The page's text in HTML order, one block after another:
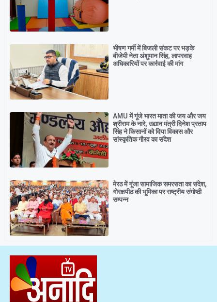
भीषण गर्मी में बिजली संकट पर भड़के
बीजेपी नेता अंशुमान सिंह, लापरवाह
अधिकारियों पर कार्रवाई की मांग
AMU में गूंजे भारत माता की जय और जय
श्रीराम के नारे, उद्यान मंत्री दिनेश प्रताप
सिंह ने किसानों को दिया विकास और
सांस्कृतिक गौरव का संदेश
मेरठ में गूंजा सामाजिक समरसता का संदेश,
गोरक्षपीठ की भूमिका पर राष्ट्रीय संगोष्ठी
सम्पन्न